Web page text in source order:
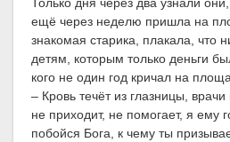
Только дня через два узнали
ещё через неделю пришла на
знакомая старика, плакала, что
детям, которым только деньги
кого не один год кричал на
– Кровь течёт из глазницы,
не приходит, не помогает, я ему
побойся Бога, к чему ты